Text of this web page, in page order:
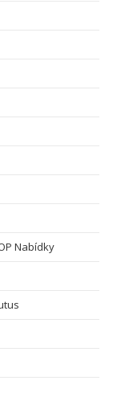
Nabídky